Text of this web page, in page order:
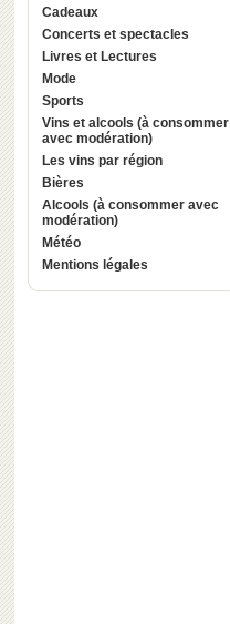
Cadeaux
Concerts et spectacles
Livres et Lectures
Mode
Sports
Vins et alcools (à consommer
avec modération)
Les vins par région
Bières
Alcools (à consommer avec
modération)
Météo
Mentions légales